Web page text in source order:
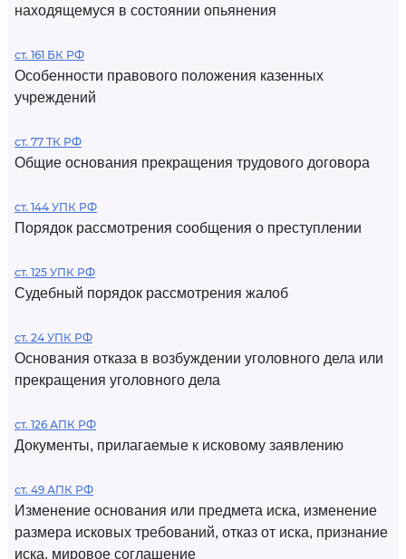
находящемуся в состоянии опьянения
ст. 161 БК РФ
Особенности правового положения казенных
учреждений
ст. 77 ТК РФ
Общие основания прекращения трудового договора
ст. 144 УПК РФ
Порядок рассмотрения сообщения о преступлении
ст. 125 УПК РФ
Судебный порядок рассмотрения жалоб
ст. 24 УПК РФ
Основания отказа в возбуждении уголовного дела или
прекращения уголовного дела
ст. 126 АПК РФ
Документы, прилагаемые к исковому заявлению
ст. 49 АПК РФ
Изменение основания или предмета иска, изменение
размера исковых требований, отказ от иска, признание
иска, мировое соглашение